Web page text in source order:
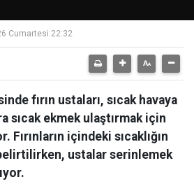
Cumartesi 22:32
fırın ustaları, sıcak havaya
sıcak ekmek ulaştırmak için
Fırınların içindeki sıcaklığın
ustalar serinlemek